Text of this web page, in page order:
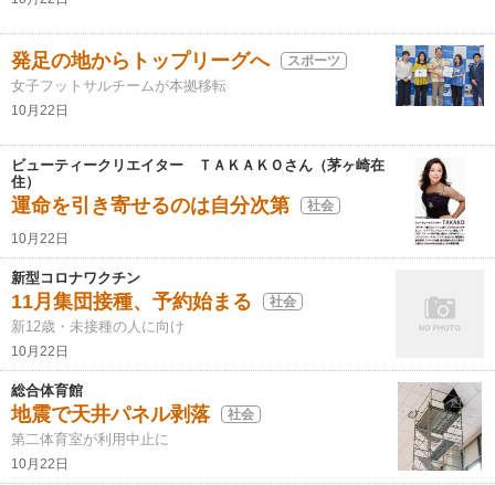
発足の地からトップリーグへ スポーツ
女子フットサルチームが本拠移転
10月22日
ビューティークリエイター ＴＡＫＡＫＯさん（茅ヶ崎在
住）
運命を引き寄せるのは自分次第 社会
10月22日
新型コロナワクチン
11月集団接種、予約始まる 社会
新12歳・未接種の人に向け
10月22日
総合体育館
地震で天井パネル剥落 社会
第二体育室が利用中止に
10月22日